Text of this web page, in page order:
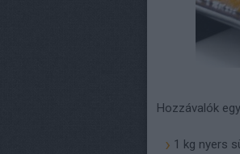
Hozzávalók
1 kg nyers